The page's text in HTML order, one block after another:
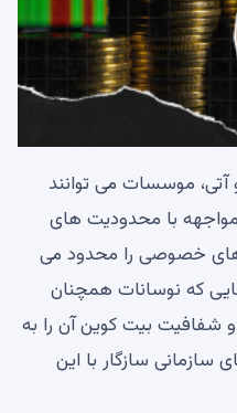
آتی، موسسات می توانند
با محدودیت های
های خصوصی را محدود می
که نوسانات همچنان
و شفافیت بیت کوین آن را به
سازمانی سازگار با این